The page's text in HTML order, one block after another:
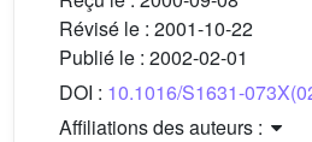
Révisé le : 2001-10-22
Publié le : 2002-02-01
DOI : 10.1016/S1631-
Affiliations des auteurs :